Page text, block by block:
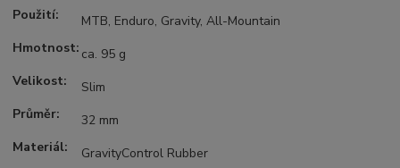
Použití:
MTB, Enduro, Gravity, All-Mountain
Hmotnost: ca. 95 g
Velikost:
Slim
Průměr:
32 mm
Materiál:
GravityControl Rubber